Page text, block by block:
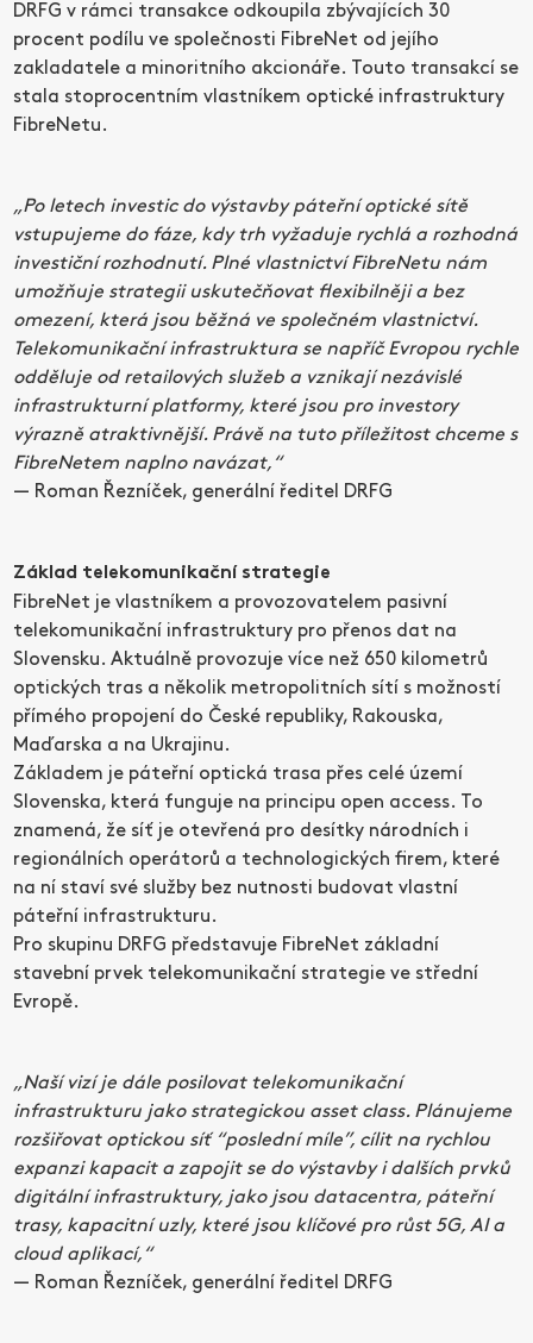
DRFG v rámci transakce odkoupila zbývajících 30
procent podílu ve společnosti FibreNet od jejího
zakladatele a minoritního akcionáře. Touto transakcí se
stala stoprocentním vlastníkem optické infrastruktury
FibreNetu.
„Po letech investic do výstavby páteřní optické sítě
vstupujeme do fáze, kdy trh vyžaduje rychlá a rozhodná
investiční rozhodnutí. Plné vlastnictví FibreNetu nám
umožňuje strategii uskutečňovat flexibilněji a bez
omezení, která jsou běžná ve společném vlastnictví.
Telekomunikační infrastruktura se napříč Evropou rychle
odděluje od retailových služeb a vznikají nezávislé
infrastrukturní platformy, které jsou pro investory
výrazně atraktivnější. Právě na tuto příležitost chceme s
FibreNetem naplno navázat,“
— Roman Řezníček, generální ředitel DRFG
Základ telekomunikační strategie
FibreNet je vlastníkem a provozovatelem pasivní
telekomunikační infrastruktury pro přenos dat na
Slovensku. Aktuálně provozuje více než 650 kilometrů
optických tras a několik metropolitních sítí s možností
přímého propojení do České republiky, Rakouska,
Maďarska a na Ukrajinu.
Základem je páteřní optická trasa přes celé území
Slovenska, která funguje na principu open access. To
znamená, že síť je otevřená pro desítky národních i
regionálních operátorů a technologických firem, které
na ní staví své služby bez nutnosti budovat vlastní
páteřní infrastrukturu.
Pro skupinu DRFG představuje FibreNet základní
stavební prvek telekomunikační strategie ve střední
Evropě.
„Naší vizí je dále posilovat telekomunikační
infrastrukturu jako strategickou asset class. Plánujeme
rozšiřovat optickou síť “poslední míle”, cílit na rychlou
expanzi kapacit a zapojit se do výstavby i dalších prvků
digitální infrastruktury, jako jsou datacentra, páteřní
trasy, kapacitní uzly, které jsou klíčové pro růst 5G, AI a
cloud aplikací,“
— Roman Řezníček, generální ředitel DRFG